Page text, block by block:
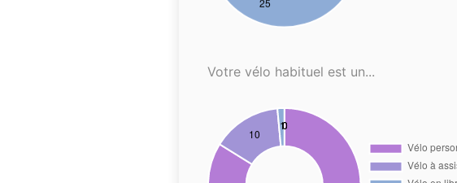
Votre vélo habituel est un...